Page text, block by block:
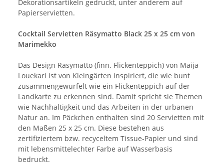
Dekorationsartikeln gedruckt, unter anderem auf
Papierservietten.
Cocktail Servietten Räsymatto Black 25 x 25 cm von
Marimekko
Das Design Räsymatto (finn. Flickenteppich) von Maija
Louekari ist von Kleingärten inspiriert, die wie bunt
zusammengewürfelt wie ein Flickenteppich auf der
Landkarte zu erkennen sind. Damit spricht sie Themen
wie Nachhaltigkeit und das Arbeiten in der urbanen
Natur an. Im Päckchen enthalten sind 20 Servietten mit
den Maßen 25 x 25 cm. Diese bestehen aus
zertifiziertem bzw. recyceltem Tissue-Papier und sind
mit lebensmittelechter Farbe auf Wasserbasis
bedruckt.